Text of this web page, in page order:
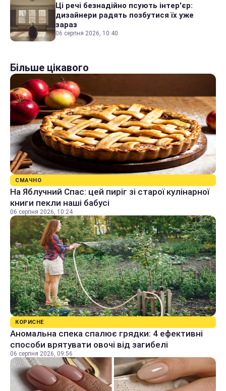
Ці речі безнадійно псують інтер'єр:
дизайнери радять позбутися їх уже
зараз
06 серпня 2026, 10:40
Більше цікавого
СМАЧНО
На Яблучний Спас: цей пиріг зі старої кулінарної
книги пекли наші бабусі
06 серпня 2026, 10:24
КОРИСНЕ
Аномальна спека спалює грядки: 4 ефективні
способи врятувати овочі від загибелі
06 серпня 2026, 09:56